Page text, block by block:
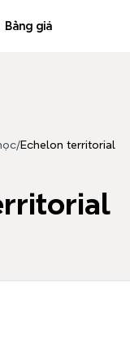
Bảng giá
/Echelon territorial